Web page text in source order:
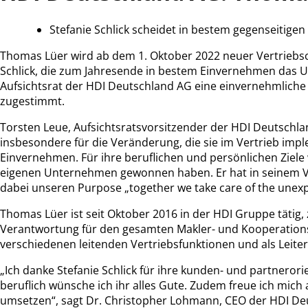
Stefanie Schlick scheidet in bestem
Thomas Lüer wird ab dem 1. Oktober 2022 neuer
Schlick, die zum Jahresende in bestem Einvernehmen
Aufsichtsrat der HDI Deutschland AG eine
zugestimmt.
Torsten Leue, Aufsichtsratsvorsitzender der HDI
insbesondere für die Veränderung, die sie im Vertrieb
Einvernehmen. Für ihre beruflichen und persönlichen
eigenen Unternehmen gewonnen haben. Er hat in
dabei unseren Purpose „together we take care of the
Thomas Lüer ist seit Oktober 2016 in der HDI Gruppe
Verantwortung für den gesamten Makler- und
verschiedenen leitenden Vertriebsfunktionen und als
„Ich danke Stefanie Schlick für ihre kunden- und
beruflich wünsche ich ihr alles Gute. Zudem freue ich
umsetzen“, sagt Dr. Christopher Lohmann, CEO der HDI